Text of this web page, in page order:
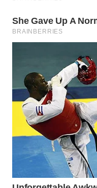
WAHANA
INFRASTRUKTUR
WAHANA
LISTRIK
WAHANA
TV